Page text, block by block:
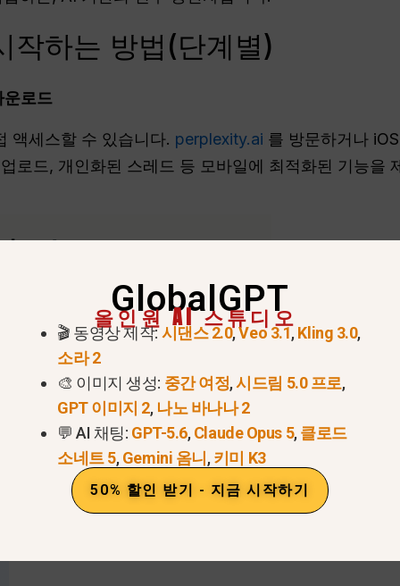
작하는 방법(단계별)
운로드
액세스할 수 있습니다. perplexity.ai 를 방문하거나
로드, 개인화된 스레드 등 모바일에 최적화된 기능을
GlobalGPT
올인원 AI 스튜디오
🎬 동영상 제작:시댄스 2.0,Veo 3.1,Kling 3.0,
소라 2
🎨 이미지 생성: 중간 여정,시드림 5.0 프로,
GPT 이미지 2, 나노 바나나 2
💬 AI 채팅: GPT-5.6,Claude Opus 5,클로드
소네트 5,Gemini 옴니,키미 K3
50% 할인 받기 - 지금 시작하기